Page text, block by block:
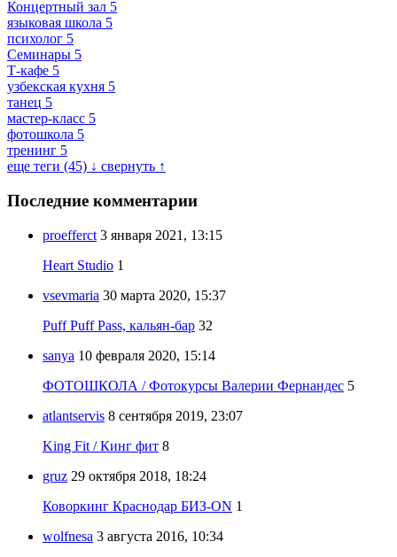
Концертный зал 5
языковая школа 5
психолог 5
Семинары 5
Т-кафе 5
узбекская кухня 5
танец 5
мастер-класс 5
фотошкола 5
тренинг 5
еще теги (45) ↓ свернуть ↑
Последние комментарии
proefferct 3 января 2021, 13:15
Heart Studio 1
vsevmaria 30 марта 2020, 15:37
Puff Puff Pass, кальян-бар 32
sanya 10 февраля 2020, 15:14
ФОТОШКОЛА / Фотокурсы Валерии Фернандес 5
atlantservis 8 сентября 2019, 23:07
King Fit / Кинг фит 8
gruz 29 октября 2018, 18:24
Коворкинг Краснодар БИЗ-ON 1
wolfnesa 3 августа 2016, 10:34